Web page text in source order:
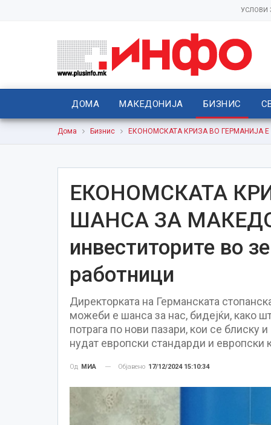
УСЛОВИ
ДОМА МАКЕДОНИЈА БИЗНИС
Дома Бизнис ЕКОНОМСКАТА КРИЗА ВО ГЕРМАНИЈА Е
ЕКОНОМСКАТА
ШАНСА ЗА
инвеститорите во
работници
Директорката на Германската
можеби е шанса за нас, бидејќи, како
потрага по нови пазари, кои се блиску
нудат европски стандарди и европски
Од МИА Објавено 17/12/2024 15:10:34